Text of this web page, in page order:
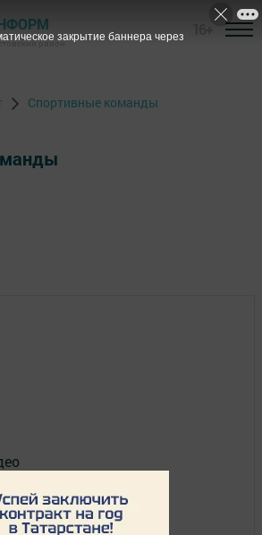
район
Спортивные команды
закрытие баннера через